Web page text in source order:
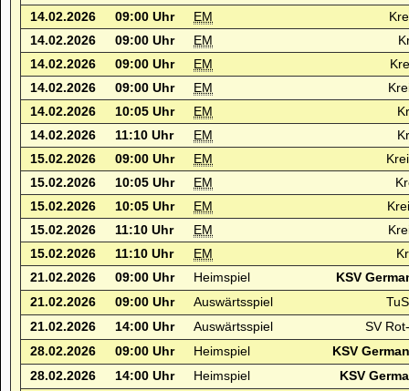
14.02.2026
09:00 Uhr EM
14.02.2026
09:00 Uhr EM
14.02.2026
09:00 Uhr EM
14.02.2026
09:00 Uhr EM
14.02.2026
10:05 Uhr EM
14.02.2026
11:10 Uhr EM
15.02.2026
09:00 Uhr EM
15.02.2026
10:05 Uhr EM
15.02.2026
10:05 Uhr EM
15.02.2026
11:10 Uhr EM
15.02.2026
11:10 Uhr EM
21.02.2026
09:00 Uhr Heimspiel
KSV
21.02.2026
09:00 Uhr Auswärtsspiel
21.02.2026
14:00 Uhr Auswärtsspiel
SV
28.02.2026
09:00 Uhr Heimspiel
KSV
28.02.2026
14:00 Uhr Heimspiel
KSV